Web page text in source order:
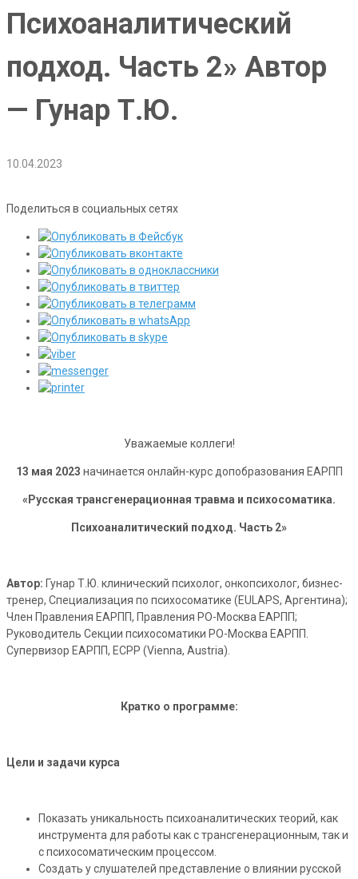
Психоаналитический
подход. Часть 2» Автор
— Гунар Т.Ю.
10.04.2023
Поделиться в социальных сетях
Уважаемые коллеги!
13 мая 2023 начинается онлайн-курс допобразования ЕАРПП
«Русская трансгенерационная травма и психосоматика.
Психоаналитический подход. Часть 2»
Автор: Гунар Т.Ю. клинический психолог, онкопсихолог, бизнес-
тренер, Специализация по психосоматике (EULAPS, Аргентина);
Член Правления ЕАРПП, Правления РО-Москва ЕАРПП;
Руководитель Секции психосоматики РО-Москва ЕАРПП.
Супервизор ЕАРПП, ECPP (Vienna, Austria).
Кратко о программе:
Цели и задачи курса
Показать уникальность психоаналитических теорий, как
инструмента для работы как с трансгенерационным, так и
с психосоматическим процессом.
Создать у слушателей представление о влиянии русской